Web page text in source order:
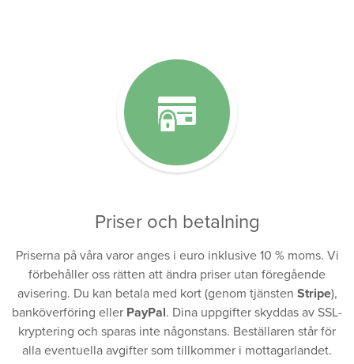
Priser och betalning
Priserna på våra varor anges i euro inklusive 10 % moms. Vi
förbehåller oss rätten att ändra priser utan föregående
avisering. Du kan betala med kort (genom tjänsten Stripe),
banköverföring eller PayPal. Dina uppgifter skyddas av SSL-
kryptering och sparas inte någonstans. Beställaren står för
alla eventuella avgifter som tillkommer i mottagarlandet.